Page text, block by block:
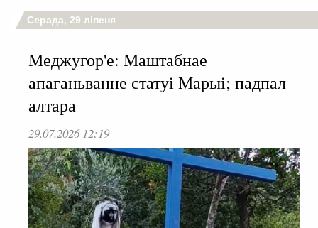
Серада, 29 ліпеня
Меджугор'е: Маштабнае
апаганьванне статуі Марыі; падпал
алтара
29.07.2026 12:19